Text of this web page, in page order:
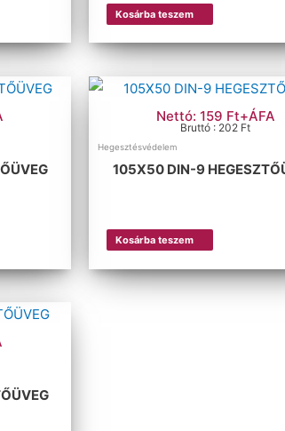
Kosárba teszem
Nettó: 159 Ft+ÁFA
Bruttó : 202 Ft
Hegesztésvédelem
105X50 DIN-9
Kosárba teszem